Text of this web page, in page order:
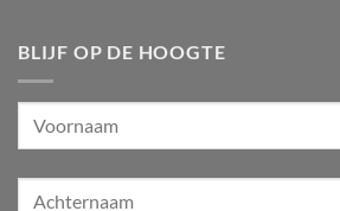
BLIJF OP DE HOOGTE